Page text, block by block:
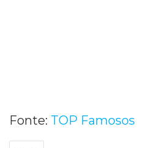
Fonte: TOP Famosos